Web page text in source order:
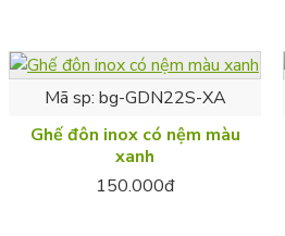
Mã sp: bg-GDN22S-XA
Ghế đôn inox có nệm màu
xanh
150.000đ